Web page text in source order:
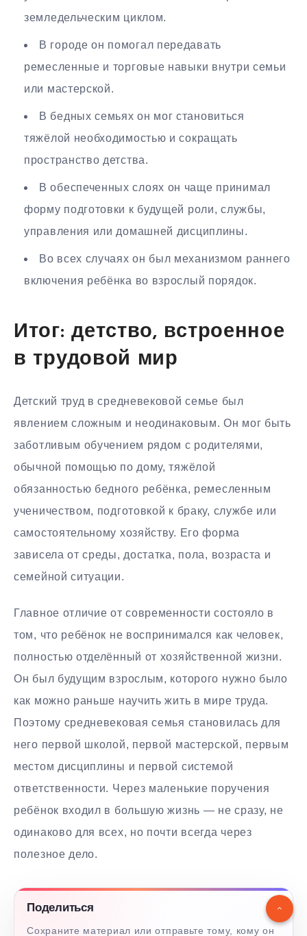
земледельческим циклом.
В городе он помогал передавать
ремесленные и торговые навыки внутри семьи
или мастерской.
В бедных семьях он мог становиться
тяжёлой необходимостью и сокращать
пространство детства.
В обеспеченных слоях он чаще принимал
форму подготовки к будущей роли, службы,
управления или домашней дисциплины.
Во всех случаях он был механизмом раннего
включения ребёнка во взрослый порядок.
Итог: детство, встроенное
в трудовой мир
Детский труд в средневековой семье был
явлением сложным и неодинаковым. Он мог быть
заботливым обучением рядом с родителями,
обычной помощью по дому, тяжёлой
обязанностью бедного ребёнка, ремесленным
ученичеством, подготовкой к браку, службе или
самостоятельному хозяйству. Его форма
зависела от среды, достатка, пола, возраста и
семейной ситуации.
Главное отличие от современности состояло в
том, что ребёнок не воспринимался как человек,
полностью отделённый от хозяйственной жизни.
Он был будущим взрослым, которого нужно было
как можно раньше научить жить в мире труда.
Поэтому средневековая семья становилась для
него первой школой, первой мастерской, первым
местом дисциплины и первой системой
ответственности. Через маленькие поручения
ребёнок входил в большую жизнь — не сразу, не
одинаково для всех, но почти всегда через
полезное дело.
Поделиться
Сохраните материал или отправьте тому, кому он